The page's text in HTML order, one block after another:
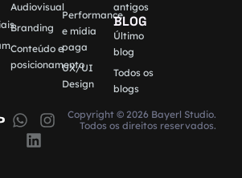
Audiovisual
Branding
Conteúdo e
posicionamento
Performance
e mídia
paga
UX/UI
Design
antigos
BLOG
Último
blog
Todos os
blogs
Copyright © 2026 Bayerl Studio.
Todos os direitos reservados.